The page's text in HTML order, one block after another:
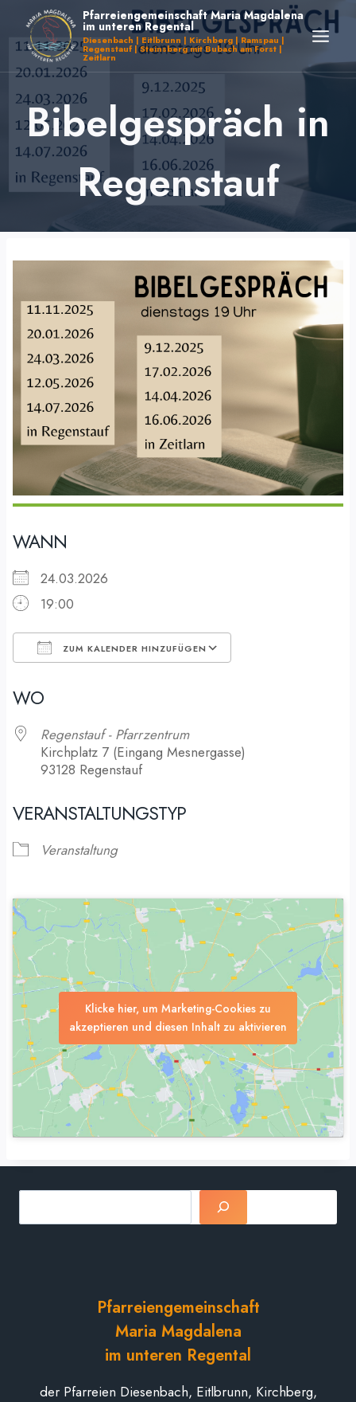
Inhalt
springen
Pfarreiengemeinschaft Maria Magdalena
im unteren Regental
Diesenbach | Eitlbrunn | Kirchberg | Ramspau |
Regenstauf | Steinsberg mit Bubach am Forst |
Zeitlarn
Bibelgespräch in
Regenstauf
WANN
24.03.2026
19:00
ZUM KALENDER HINZUFÜGEN
WO
Regenstauf - Pfarrzentrum
Kirchplatz 7 (Eingang Mesnergasse)
93128 Regenstauf
VERANSTALTUNGSTYP
Veranstaltung
Klicke hier, um Marketing-Cookies zu
akzeptieren und diesen Inhalt zu aktivieren
Suchen
Pfarreiengemeinschaft
Maria Magdalena
im unteren Regental
der Pfarreien Diesenbach, Eitlbrunn, Kirchberg,